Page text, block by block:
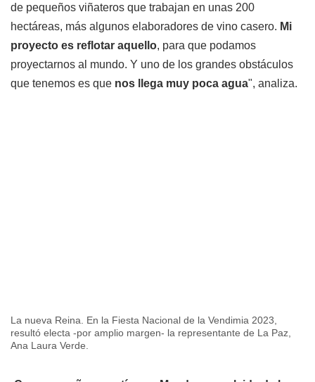
de pequeños viñateros que trabajan en unas 200
hectáreas, más algunos elaboradores de vino casero. Mi
proyecto es reflotar aquello, para que podamos
proyectarnos al mundo. Y uno de los grandes obstáculos
que tenemos es que nos llega muy poca agua", analiza.
La nueva Reina. En la Fiesta Nacional de la Vendimia 2023,
resultó electa -por amplio margen- la representante de La Paz,
Ana Laura Verde.